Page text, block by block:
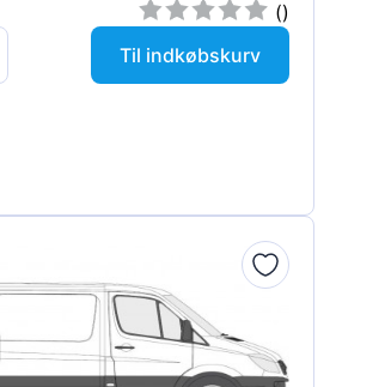
()
Til indkøbskurv